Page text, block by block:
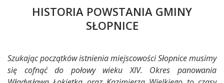
TreśćHISTORIA POWSTANIA GMINY
SŁOPNICE
Szukając początków istnienia miejscowości Słopnice musimy
się cofnąć do połowy wieku XIV. Okres panowania